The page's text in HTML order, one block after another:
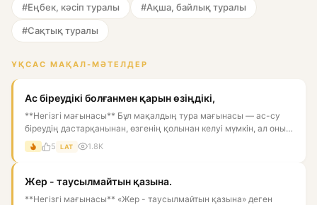
#Еңбек, кәсіп туралы #Ақша, байлық туралы
#Сақтық туралы
ҰҚСАС МАҚАЛ-МӘТЕЛДЕР
Ас біреудікі болғанмен қарын өзіңдікі,
**Негізгі мағынасы** Бұл мақалдың тура мағынасы — ас-су
біреудің дастарқанынан, өзгенің қолынан келуі мүмкін, ал оны
қор...
5 LAT 1.8K
Жер - таусылмайтын қазына.
**Негізгі мағынасы** «Жер - таусылмайтын қазына» деген